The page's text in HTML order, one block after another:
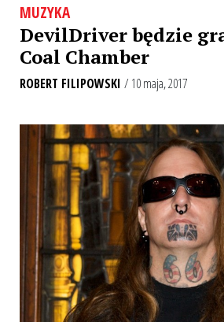
MUZYKA
DevilDriver będzie
Coal Chamber
ROBERT FILIPOWSKI / 10 maja, 2017